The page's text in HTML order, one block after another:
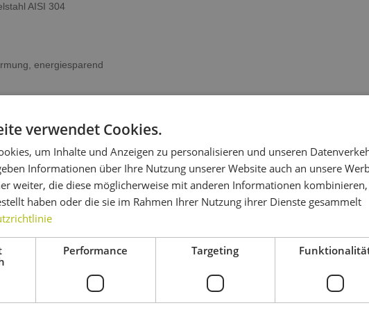
AISI 304
energiesparend
Edelstahl 20 l (36 x 24 cm)"
Kunden haben sich ebenfalls angesehen
verwendet Cookies.
um Inhalte und Anzeigen zu personalisieren und unseren
Informationen über Ihre Nutzung unserer Website auch an unsere
weiter, die diese möglicherweise mit anderen Informationen
haben oder die sie im Rahmen Ihrer Nutzung ihrer Dienste gesammelt
Performance Targeting